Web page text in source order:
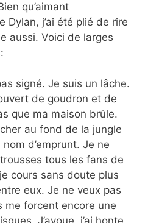
qu’aimant
Dylan, j’ai été plié de rire
aussi. Voici de larges
signé. Je suis un lâche.
de goudron et de
que ma maison brûle.
au fond de la jungle
d’emprunt. Je ne
tous les fans de
cours sans doute plus
eux. Je ne veux pas
me forcent encore une
J’avoue, j’ai honte